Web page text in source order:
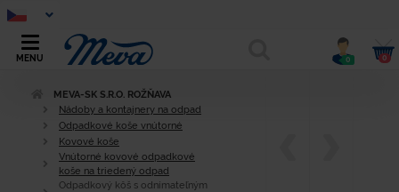
MENU 0 0
MEVA-SK S.R.O. ROŽŇAVA
Nádoby a kontajnery na odpad
Odpadkové koše vnútorné
Kovové koše
Vnútorné kovové odpadkové
koše na triedený odpad
Odpadkový kôš s odnímateľným